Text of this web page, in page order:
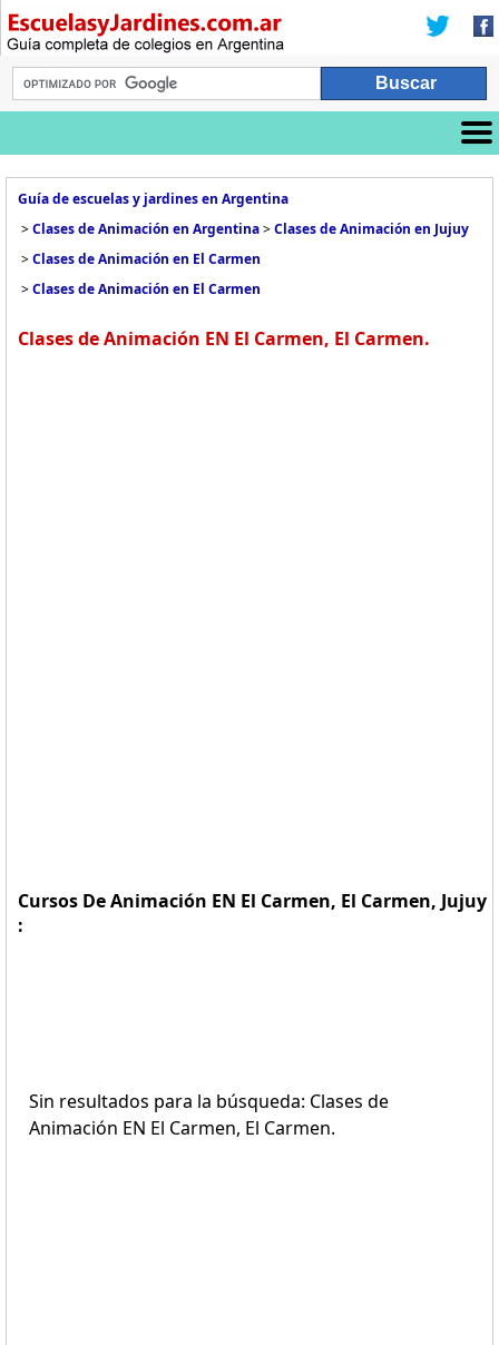
Guía de escuelas y jardines en Argentina
>Clases de Animación en Argentina>Clases de Animación en Jujuy
>Clases de Animación en El Carmen
>Clases de Animación en El Carmen
Clases de Animación EN El Carmen, El Carmen.
Cursos De Animación EN El Carmen, El Carmen, Jujuy
:
Sin resultados para la búsqueda: Clases de
Animación EN El Carmen, El Carmen.